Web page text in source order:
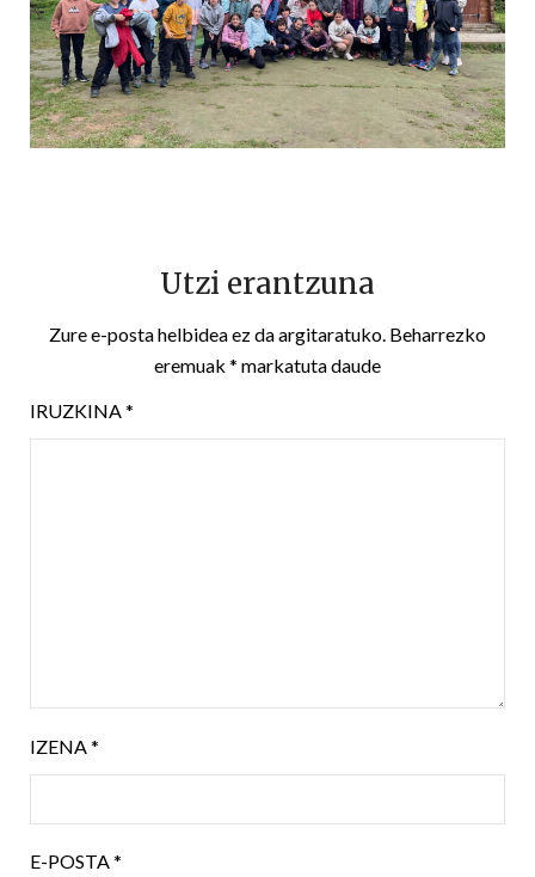
Utzi erantzuna
Zure e-posta helbidea ez da argitaratuko. Beharrezko
eremuak * markatuta daude
IRUZKINA*
IZENA*
E-POSTA*